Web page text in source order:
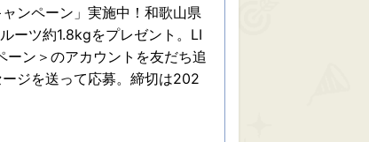
ンペーン」実施中！和歌山県
ーツ約1.8kgをプレゼント。LI
ン＞のアカウントを友だち追
ジを送って応募。締切は202